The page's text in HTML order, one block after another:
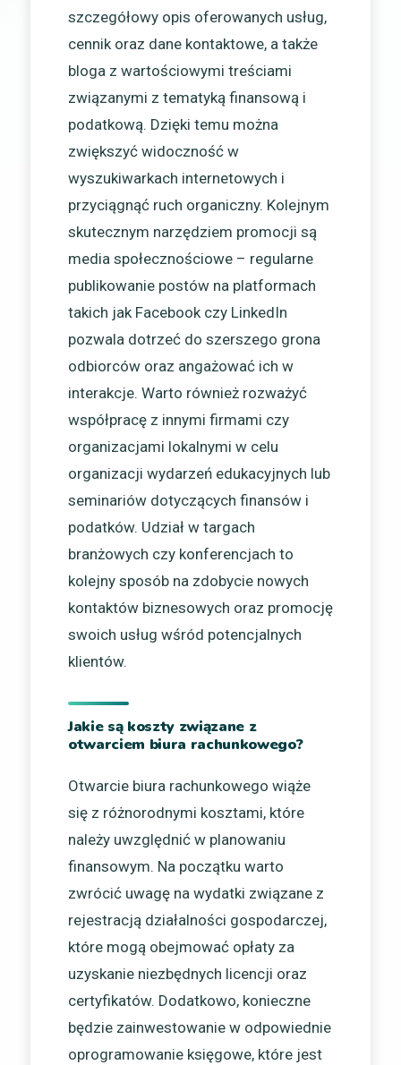
szczegółowy opis oferowanych usług,
cennik oraz dane kontaktowe, a także
bloga z wartościowymi treściami
związanymi z tematyką finansową i
podatkową. Dzięki temu można
zwiększyć widoczność w
wyszukiwarkach internetowych i
przyciągnąć ruch organiczny. Kolejnym
skutecznym narzędziem promocji są
media społecznościowe – regularne
publikowanie postów na platformach
takich jak Facebook czy LinkedIn
pozwala dotrzeć do szerszego grona
odbiorców oraz angażować ich w
interakcje. Warto również rozważyć
współpracę z innymi firmami czy
organizacjami lokalnymi w celu
organizacji wydarzeń edukacyjnych lub
seminariów dotyczących finansów i
podatków. Udział w targach
branżowych czy konferencjach to
kolejny sposób na zdobycie nowych
kontaktów biznesowych oraz promocję
swoich usług wśród potencjalnych
klientów.
Jakie są koszty związane z
otwarciem biura rachunkowego?
Otwarcie biura rachunkowego wiąże
się z różnorodnymi kosztami, które
należy uwzględnić w planowaniu
finansowym. Na początku warto
zwrócić uwagę na wydatki związane z
rejestracją działalności gospodarczej,
które mogą obejmować opłaty za
uzyskanie niezbędnych licencji oraz
certyfikatów. Dodatkowo, konieczne
będzie zainwestowanie w odpowiednie
oprogramowanie księgowe, które jest